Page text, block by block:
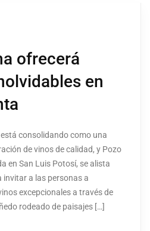
ofrecerá
en
consolidando como una
de vinos de calidad, y Pozo
en San Luis Potosí, se alista
invitar a las personas a
excepcionales a través de
rodeado de paisajes […]